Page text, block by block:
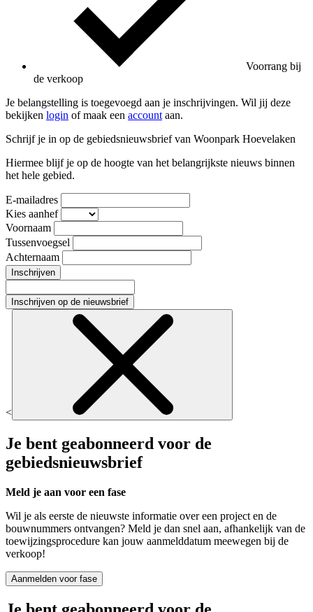
Voorrang bij
de verkoop
Je belangstelling is toegevoegd aan je inschrijvingen. Wil jij deze
bekijken login of maak een account aan.
Schrijf je in op de gebiedsnieuwsbrief van Woonpark Hoevelaken
Hiermee blijf je op de hoogte van het belangrijkste nieuws binnen
het hele gebied.
E-mailadres
Kies aanhef
Voornaam
Tussenvoegsel
Achternaam
Inschrijven
Inschrijven op de nieuwsbrief
<
Je bent geabonneerd voor de
gebiedsnieuwsbrief
Meld je aan voor een fase
Wil je als eerste de nieuwste informatie over een project en de
bouwnummers ontvangen? Meld je dan snel aan, afhankelijk van de
toewijzingsprocedure kan jouw aanmelddatum meewegen bij de
verkoop!
Aanmelden voor fase